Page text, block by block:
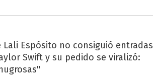
Lali Espósito no consiguió entradas
Swift y su pedido se viralizó: